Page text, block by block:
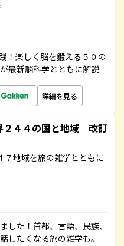
！楽しく脳を鍛える５０の
最新脳科学とともに解説
詳細を見る
４４の国と地域 改訂
７地域を旅の雑学とともに
した！首都、言語、民族、
したくなる旅の雑学も。